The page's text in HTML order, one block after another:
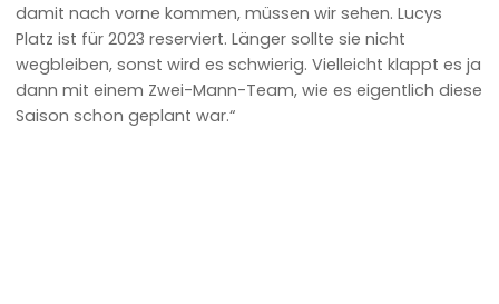
damit nach vorne kommen, müssen wir sehen. Lucys
Platz ist für 2023 reserviert. Länger sollte sie nicht
wegbleiben, sonst wird es schwierig. Vielleicht klappt es ja
dann mit einem Zwei-Mann-Team, wie es eigentlich diese
Saison schon geplant war.“